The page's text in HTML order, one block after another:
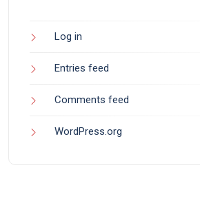
Log in
Entries feed
Comments feed
WordPress.org